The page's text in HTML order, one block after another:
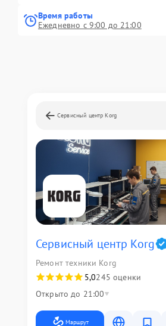
Время работы
Ежедневно с 9:00 до 21:00
Сервисный центр Korg
Сервисный центр Korg
Ремонт техники Korg
5,0245 оценки
Открыто до 21:00
Маршрут